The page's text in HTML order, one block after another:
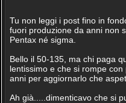
Tu non leggi i post fino in
fuori produzione da anni non
Pentax né sigma.
Bello il 50-135, ma chi paga
lentissimo e che si rompe
anni per aggiornarlo che
Ah già.....dimenticavo che si